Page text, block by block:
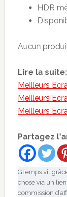
HDR
Aucun
Lire la suite:
Meilleurs
Meilleurs
Meilleurs
Partagez
GTemps vit
chose via un
commission